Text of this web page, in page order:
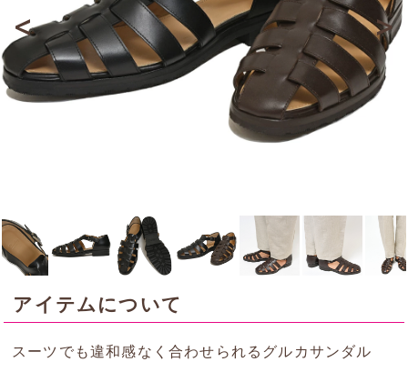
アイテムについて
スーツでも違和感なく合わせられるグルカサンダル